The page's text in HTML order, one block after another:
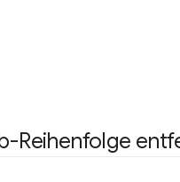
Reihenfolge